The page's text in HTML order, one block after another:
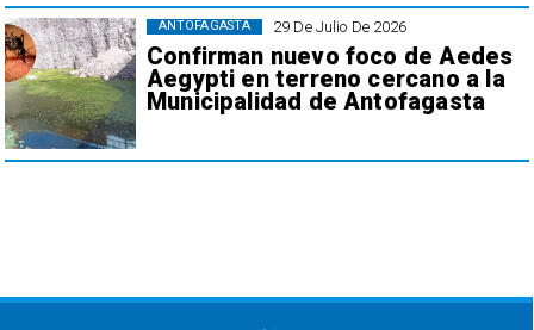
29 De Julio De 2026
Confirman nuevo foco de Aedes
Aegypti en terreno cercano a la
Municipalidad de Antofagasta
ANTOFAGASTA